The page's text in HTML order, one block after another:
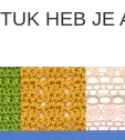
HEB JE